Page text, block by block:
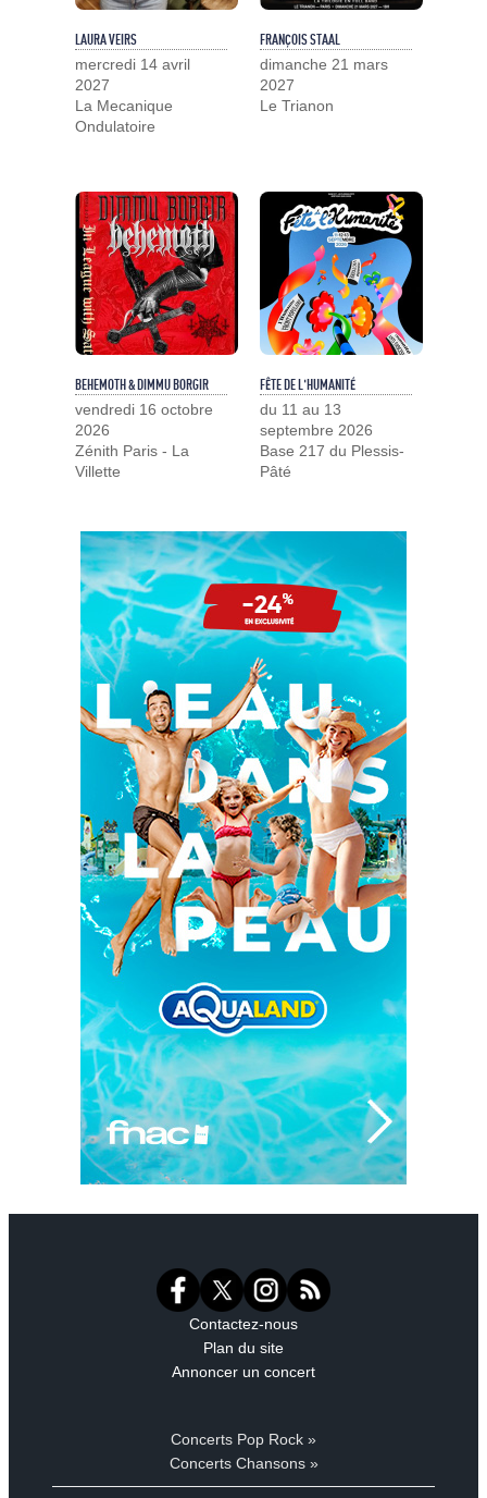
LAURA VEIRS
mercredi 14 avril
2027
La Mecanique
Ondulatoire
FRANÇOIS STAAL
dimanche 21 mars
2027
Le Trianon
BEHEMOTH & DIMMU BORGIR
vendredi 16 octobre
2026
Zénith Paris - La
Villette
FÊTE DE L'HUMANITÉ
du 11 au 13
septembre 2026
Base 217 du Plessis-
Pâté
Contactez-nous
Plan du site
Annoncer un concert
Concerts Pop Rock »
Concerts Chansons »